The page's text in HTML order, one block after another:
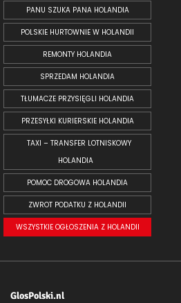
PANU SZUKA PANA HOLANDIA
POLSKIE HURTOWNIE W HOLANDII
REMONTY HOLANDIA
SPRZEDAM HOLANDIA
TŁUMACZE PRZYSIĘGLI HOLANDIA
PRZESYŁKI KURIERSKIE HOLANDIA
TAXI – TRANSFER LOTNISKOWY
HOLANDIA
POMOC DROGOWA HOLANDIA
ZWROT PODATKU Z HOLANDII
WSZYSTKIE OGŁOSZENIA Z HOLANDII
GlosPolski.nl